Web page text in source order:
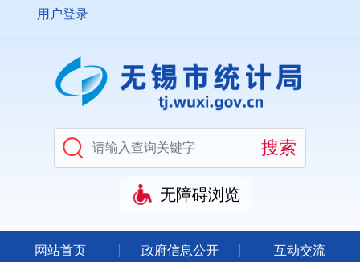
用户登录
无障碍浏览
网站首页 政府信息公开
互动交流